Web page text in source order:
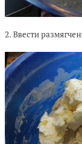
2. Ввести